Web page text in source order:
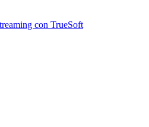
con TrueSoft